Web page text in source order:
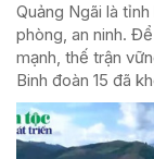
Quảng Ngãi là
phòng, an ninh.
mạnh, thế trận
Binh đoàn 15 đã